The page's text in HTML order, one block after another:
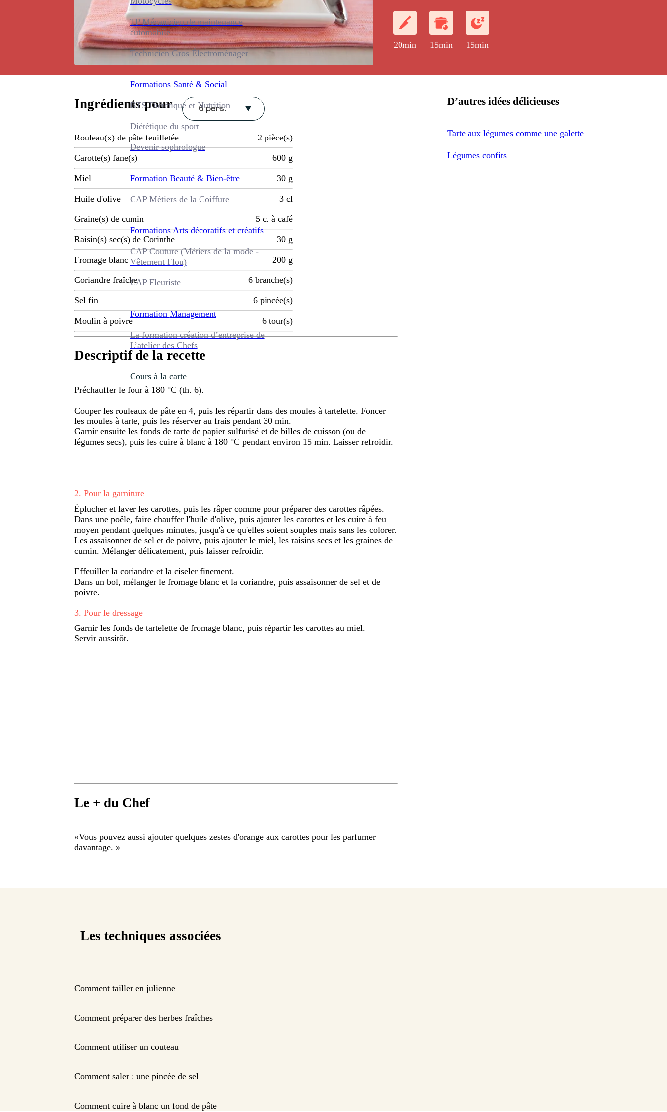
TP Mécanicien de maintenance
automobile
Technicien Gros Électroménager
Formations Santé & Social
BTS Diététique et Nutrition
Diététique du sport
Devenir sophrologue
Formation Beauté & Bien-être
CAP Métiers de la Coiffure
Formations Arts décoratifs et créatifs
CAP Couture (Métiers de la mode -
Vêtement Flou)
CAP Fleuriste
Formation Management
La formation création d’entreprise de
L’atelier des Chefs
Cours à la carte
20min 15min 15min
Ingrédients pour 6 pers.
Rouleau(x) de pâte feuilletée 2 pièce(s)
Carotte(s) fane(s) 600 g
Miel 30 g
Huile d'olive 3 cl
Graine(s) de cumin 5 c. à café
Raisin(s) sec(s) de Corinthe 30 g
Fromage blanc 200 g
Coriandre fraîche 6 branche(s)
Sel fin 6 pincée(s)
Moulin à poivre 6 tour(s)
Descriptif de la recette
Préchauffer le four à 180 °C (th. 6).
Couper les rouleaux de pâte en 4, puis les répartir dans des moules à tartelette. Foncer
les moules à tarte, puis les réserver au frais pendant 30 min.
Garnir ensuite les fonds de tarte de papier sulfurisé et de billes de cuisson (ou de
légumes secs), puis les cuire à blanc à 180 °C pendant environ 15 min. Laisser refroidir.
2. Pour la garniture
Éplucher et laver les carottes, puis les râper comme pour préparer des carottes râpées.
Dans une poêle, faire chauffer l'huile d'olive, puis ajouter les carottes et les cuire à feu
moyen pendant quelques minutes, jusqu'à ce qu'elles soient souples mais sans les colorer.
Les assaisonner de sel et de poivre, puis ajouter le miel, les raisins secs et les graines de
cumin. Mélanger délicatement, puis laisser refroidir.
Effeuiller la coriandre et la ciseler finement.
Dans un bol, mélanger le fromage blanc et la coriandre, puis assaisonner de sel et de
poivre.
3. Pour le dressage
Garnir les fonds de tartelette de fromage blanc, puis répartir les carottes au miel.
Servir aussitôt.
Le + du Chef
«Vous pouvez aussi ajouter quelques zestes d'orange aux carottes pour les parfumer
davantage. »
D’autres idées délicieuses
Tarte aux légumes comme une galette
Légumes confits
Les techniques associées
Comment tailler en julienne
Comment préparer des herbes fraîches
Comment utiliser un couteau
Comment saler : une pincée de sel
Comment cuire à blanc un fond de pâte